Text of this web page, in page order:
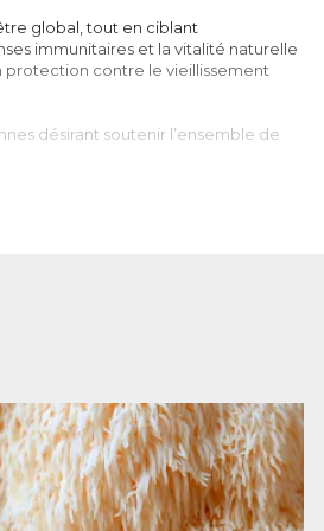
global, tout en ciblant
immunitaires et la vitalité naturelle
protection contre le vieillissement
désirant soutenir l’ensemble de
le vieillissement prématuré des
nom latinGanoderma Lucidum, figure
corps de s’adapter aux différents
immunitaire, hépatique, etc.
le Reishi se révèle très intéressant